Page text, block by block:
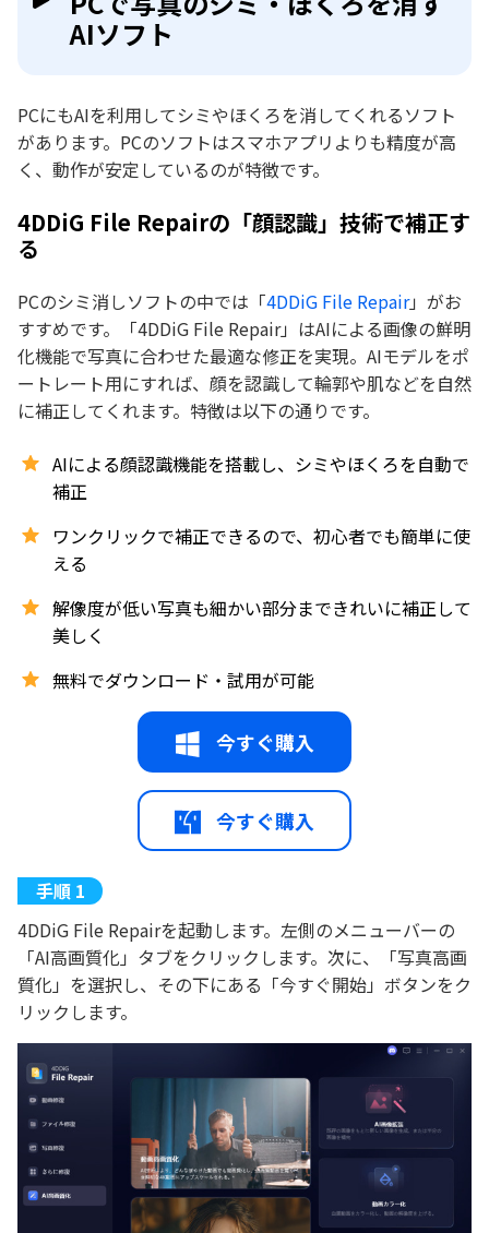
AIソフト
PCにもAIを利用してシミやほくろを消してくれるソフト
があります。PCのソフトはスマホアプリよりも精度が高
く、動作が安定しているのが特徴です。
4DDiG File Repairの「顔認識」技術で補正す
る
PCのシミ消しソフトの中では「4DDiG File Repair」がお
すすめです。「4DDiG File Repair」はAIによる画像の鮮明
化機能で写真に合わせた最適な修正を実現。AIモデルをポ
ートレート用にすれば、顔を認識して輪郭や肌などを自然
に補正してくれます。特徴は以下の通りです。
AIによる顔認識機能を搭載し、シミやほくろを自動で
補正
ワンクリックで補正できるので、初心者でも簡単に使
える
解像度が低い写真も細かい部分まできれいに補正して
美しく
無料でダウンロード・試用が可能
今すぐ購入
今すぐ購入
4DDiG File Repairを起動します。左側のメニューバーの
「AI高画質化」タブをクリックします。次に、「写真高画
質化」を選択し、その下にある「今すぐ開始」ボタンをク
リックします。